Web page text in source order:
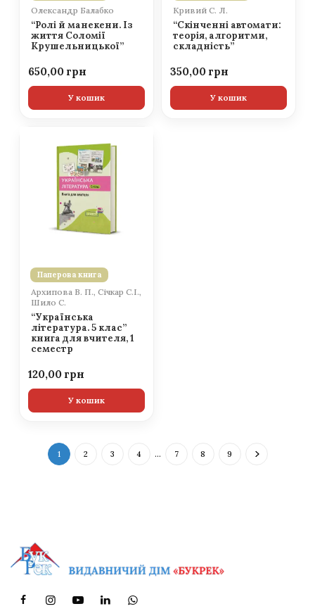
Олександр Балабко
“Ролі й манекени. Із
життя Соломії
Крушельницької”
650,00
У кошик
Кривий С. Л.
“Скінченні автомати:
теорія, алгоритми,
складність”
350,00
У кошик
Паперова книга
Архипова В. П., Січкар С.І.,
Шило С.
“Українська
література. 5 клас”
книга для вчителя, 1
семестр
120,00
У кошик
1 2 3 4 … 7 8 9